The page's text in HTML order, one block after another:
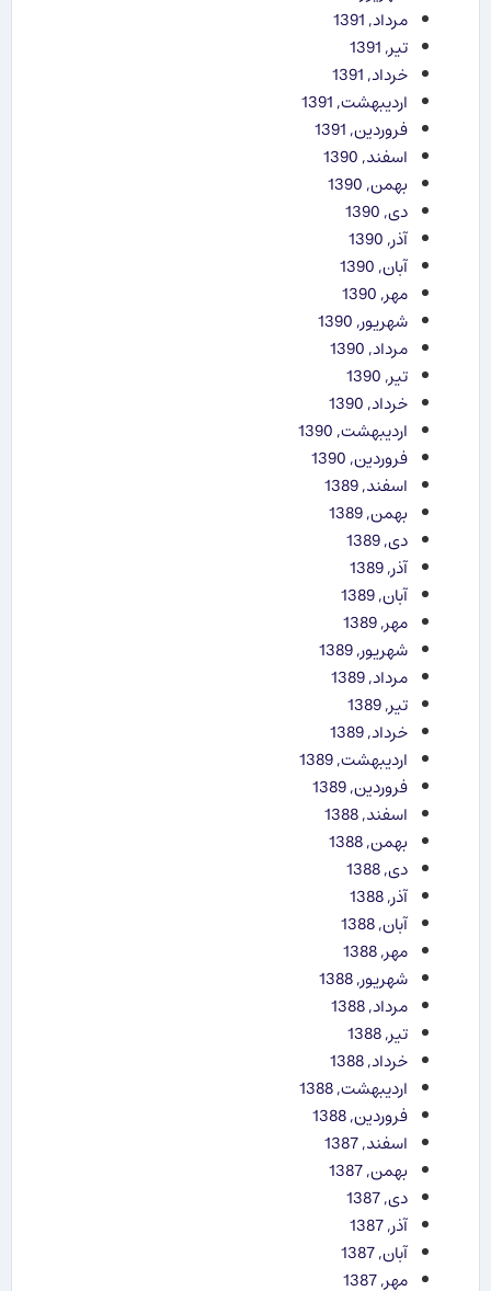
مرداد, 1391
تیر, 1391
خرداد, 1391
اردیبهشت, 1391
فروردین, 1391
اسفند, 1390
بهمن, 1390
دی, 1390
آذر, 1390
آبان, 1390
مهر, 1390
شهریور, 1390
مرداد, 1390
تیر, 1390
خرداد, 1390
اردیبهشت, 1390
فروردین, 1390
اسفند, 1389
بهمن, 1389
دی, 1389
آذر, 1389
آبان, 1389
مهر, 1389
شهریور, 1389
مرداد, 1389
تیر, 1389
خرداد, 1389
اردیبهشت, 1389
فروردین, 1389
اسفند, 1388
بهمن, 1388
دی, 1388
آذر, 1388
آبان, 1388
مهر, 1388
شهریور, 1388
مرداد, 1388
تیر, 1388
خرداد, 1388
اردیبهشت, 1388
فروردین, 1388
اسفند, 1387
بهمن, 1387
دی, 1387
آذر, 1387
آبان, 1387
مهر, 1387